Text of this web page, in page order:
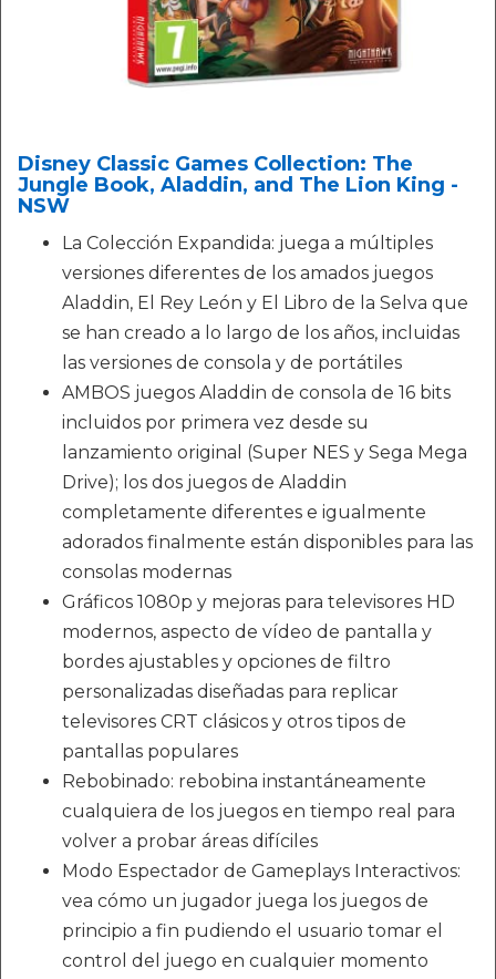
Disney Classic Games Collection: The
Jungle Book, Aladdin, and The Lion King -
NSW
La Colección Expandida: juega a múltiples
versiones diferentes de los amados juegos
Aladdin, El Rey León y El Libro de la Selva que
se han creado a lo largo de los años, incluidas
las versiones de consola y de portátiles
AMBOS juegos Aladdin de consola de 16 bits
incluidos por primera vez desde su
lanzamiento original (Super NES y Sega Mega
Drive); los dos juegos de Aladdin
completamente diferentes e igualmente
adorados finalmente están disponibles para las
consolas modernas
Gráficos 1080p y mejoras para televisores HD
modernos, aspecto de vídeo de pantalla y
bordes ajustables y opciones de filtro
personalizadas diseñadas para replicar
televisores CRT clásicos y otros tipos de
pantallas populares
Rebobinado: rebobina instantáneamente
cualquiera de los juegos en tiempo real para
volver a probar áreas difíciles
Modo Espectador de Gameplays Interactivos:
vea cómo un jugador juega los juegos de
principio a fin pudiendo el usuario tomar el
control del juego en cualquier momento